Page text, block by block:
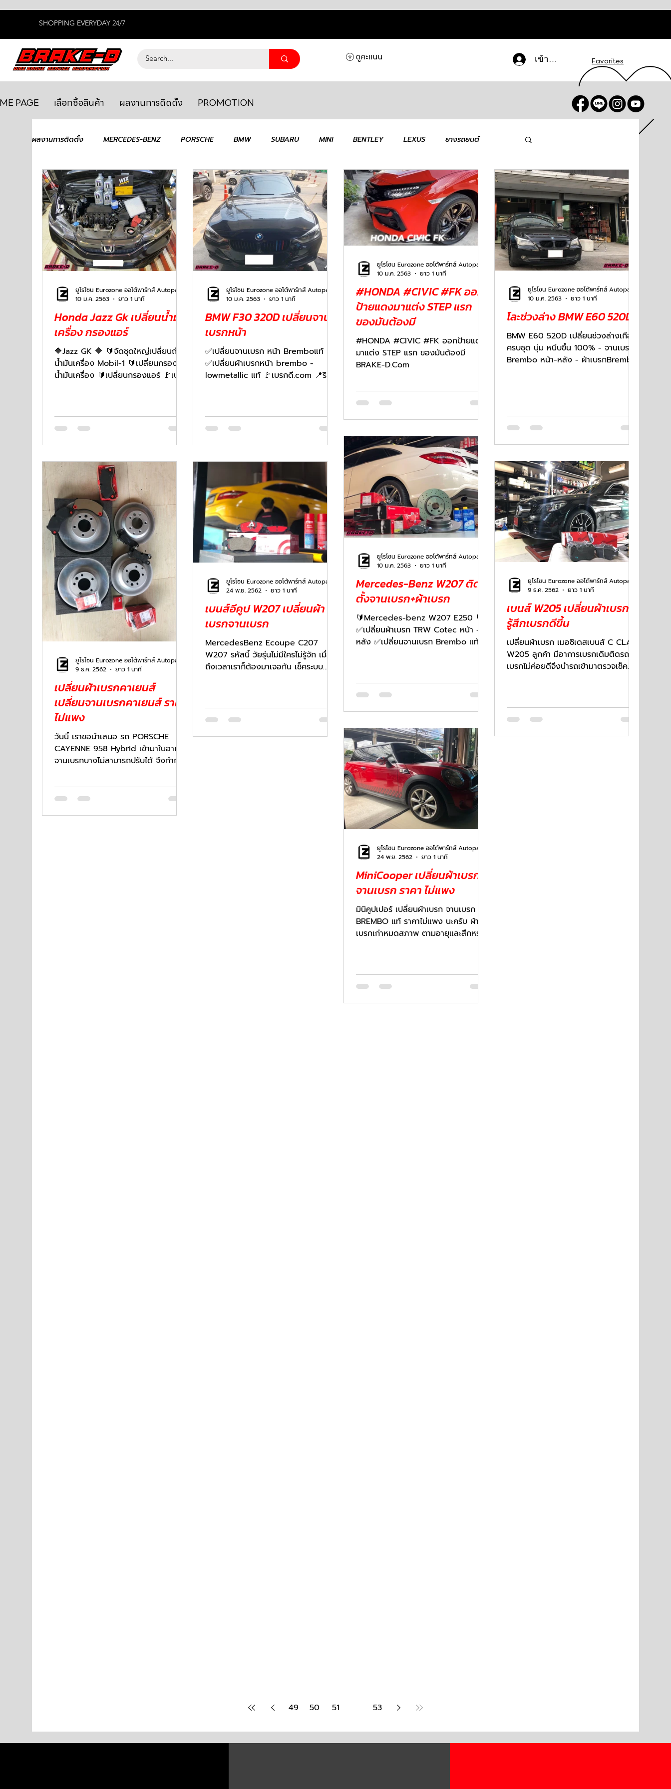
SHOPPING EVERYDAY 24/7
เข้าสู่ระบบ Favorites
ดูคะแนน
PAGE เลือกซื้อสินค้า ผลงานการติดตั้ง PROMOTION
ผลงานการติดตั้ง MERCEDES-BENZ PORSCHE BMW SUBARU MINI BENTLEY LEXUS ยางรถยนต์
AUDI MASERATI LAMBORGHINI GTR R35 MAHLE MAZDA TOYOTA HONDA VOLKSWAGEN
JEEP NISSAN FORD JAGUAR RANGE ROVER FERRARI VOLVO Aston Martin
Honda Jazz Gk เปลี่ยนน้ำมัน
เครื่อง กรองแอร์
🔷Jazz GK 🔷 🔰จัดชุดใหญ่เปลี่ยนถ่าย
น้ำมันเครื่อง Mobil-1 🔰เปลี่ยนกรอง
น้ำมันเครื่อง 🔰เปลี่ยนกรองแอร์ 🚩เบรก
10 ม.ค. 2563
ยาว 1 นาที
BMW F30 320D เปลี่ยนจาน
เบรกหน้า
✅เปลี่ยนจานเบรก หน้า Bremboแท้
✅เปลี่ยนผ้าเบรกหน้า brembo -
lowmetallic แท้ 🚩เบรกดี.com 📍ริม
10 ม.ค. 2563
ยาว 1 นาที
#HONDA #CIVIC #FK ออก
ป้ายแดงมาแต่ง STEP แรก
ของมันต้องมี
#HONDA #CIVIC #FK ออกป้ายแดง
มาแต่ง STEP แรก ของมันต้องมี
BRAKE-D.Com
10 ม.ค. 2563
ยาว 1 นาที
โละช่วงล่าง BMW E60 520D
BMW E60 520D เปลี่ยนช่วงล่างเกือบ
ครบชุด นุ่ม หนึบขึ้น 100% - จานเบรค
Brembo หน้า-หลัง - ผ้าเบรกBrembo
10 ม.ค. 2563
ยาว 1 นาที
Mercedes-Benz W207 ติด
ตั้งจานเบรก+ผ้าเบรก
🔰Mercedes-benz W207 E250 🔰
✅เปลี่ยนผ้าเบรก TRW Cotec หน้า -
หลัง ✅เปลี่ยนจานเบรก Brembo แท้
10 ม.ค. 2563
ยาว 1 นาที
เบนส์ W205 เปลี่ยนผ้าเบรก
รู้สึกเบรกดีขึ้น
เปลี่ยนผ้าเบรก เมอซิเดสเบนส์ C CLASS
W205 ลูกค้า มีอาการเบรกเดิมติดรถ
เบรกไม่ค่อยดีจึงนำรถเข้ามาตรวจเช็ค
9 ธ.ค. 2562
ยาว 1 นาที
เปลี่ยนผ้าเบรกคาเยนส์
เปลี่ยนจานเบรกคาเยนส์ ราคา
ไม่แพง
วันนี้ เราขอนำเสนอ รถ PORSCHE
CAYENNE 958 Hybrid เข้ามาในอาการ
จานเบรกบางไม่สามารถปรับได้ จึงทำการ
9 ธ.ค. 2562
ยาว 1 นาที
เบนส์อีคูป W207 เปลี่ยนผ้า
เบรกจานเบรก
MercedesBenz Ecoupe C207
W207 รหัสนี้ วัยรุ่นไม่มีใครไม่รู้จัก เมื่อ
ถึงเวลาเราก็ต้องมาเจอกัน เช็คระบบ
24 พ.ย. 2562
ยาว 1 นาที
MiniCooper เปลี่ยนผ้าเบรก
จานเบรก ราคา ไม่แพง
มินิคูปเปอร์ เปลี่ยนผ้าเบรก จานเบรก
BREMBO แท้ ราคาไม่แพง นะครับ ผ้า
เบรกเก่าหมดสภาพ ตามอายุและสึกหรอ
24 พ.ย. 2562
ยาว 1 นาที
49 50 51 53